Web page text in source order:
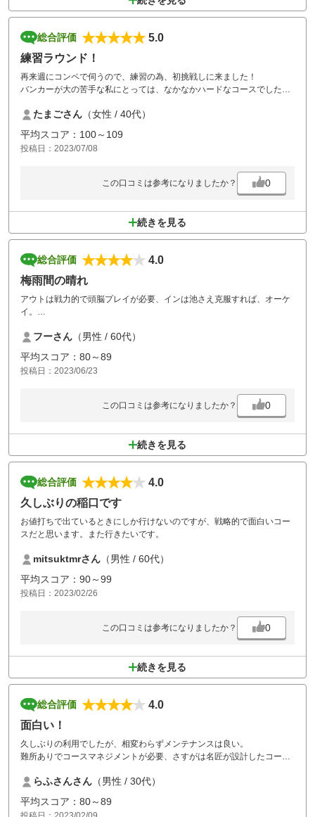
総合評価
5.0
練習ラウンド！
再来週にコンペで伺うので、練習の為、初挑戦しに来ました！
バンカーが大の苦手な私にとっては、なかなかハードなコースでした
スタッフの皆さんがとても親切で、最近伺ったゴルフ場の中では、ダン
トツで気持ちの良い対応をして頂いた印象です。
今日の反省をコンペで生かして、楽しく頑張りたいと思います！
たまごさん （女性 / 40代）
平均スコア：100～109
投稿日：2023/07/08
この口コミは参考になりましたか？ 0
続きを見る
総合評価
4.0
梅雨間の晴れ
アウトは戦力的で頭脳プレイが必要、インは池さえ克服すれば、オーケ
イ。
フーさん （男性 / 60代）
平均スコア：80～89
投稿日：2023/06/23
この口コミは参考になりましたか？ 0
続きを見る
総合評価
4.0
久しぶりの稲口です
お値打ちで出ているときにしか行けないのですが、戦略的で面白いコー
スだと思います。また行きたいです。
mitsuktmrさん （男性 / 60代）
平均スコア：90～99
投稿日：2023/02/26
この口コミは参考になりましたか？ 0
続きを見る
総合評価
4.0
面白い！
久しぶりの利用でしたが、相変わらずメンテナンスは良い。
難所ありでコースマネジメントが必要、さすがは名匠が設計したコース
惜しくも70台が出ませんでしたが次はリベンジします。
らふさんさん （男性 / 30代）
平均スコア：80～89